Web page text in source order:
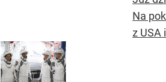
Na
z USA